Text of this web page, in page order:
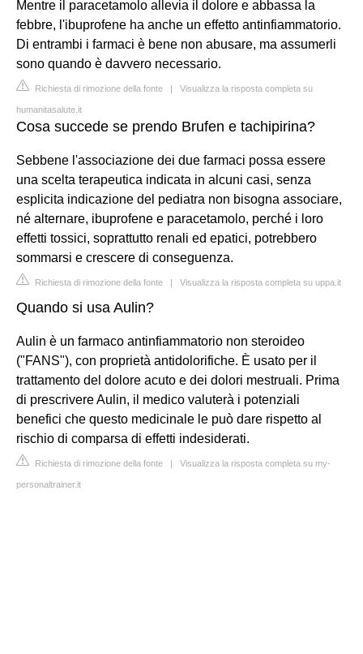
Mentre il paracetamolo allevia il dolore e abbassa la
febbre, l'ibuprofene ha anche un effetto antinfiammatorio.
Di entrambi i farmaci è bene non abusare, ma assumerli
sono quando è davvero necessario.
Richiesta di rimozione della fonte | Visualizza la risposta completa su
humanitasalute.it
Cosa succede se prendo Brufen e tachipirina?
Sebbene l'associazione dei due farmaci possa essere
una scelta terapeutica indicata in alcuni casi, senza
esplicita indicazione del pediatra non bisogna associare,
né alternare, ibuprofene e paracetamolo, perché i loro
effetti tossici, soprattutto renali ed epatici, potrebbero
sommarsi e crescere di conseguenza.
Richiesta di rimozione della fonte | Visualizza la risposta completa su uppa.it
Quando si usa Aulin?
Aulin è un farmaco antinfiammatorio non steroideo
("FANS"), con proprietà antidolorifiche. È usato per il
trattamento del dolore acuto e dei dolori mestruali. Prima
di prescrivere Aulin, il medico valuterà i potenziali
benefici che questo medicinale le può dare rispetto al
rischio di comparsa di effetti indesiderati.
Richiesta di rimozione della fonte | Visualizza la risposta completa su my-
personaltrainer.it